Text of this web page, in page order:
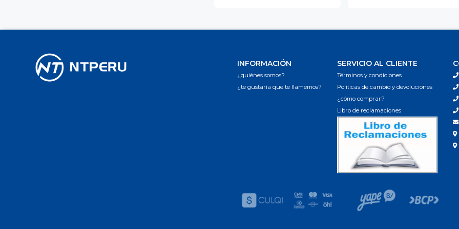
INFORMACIÓN
¿quiénes somos?
¿te gustaría que te llamemos?
SERVICIO AL CLIENTE
Términos y condiciones
Políticas de cambio y devoluciones
¿cómo comprar?
Libro de reclamaciones